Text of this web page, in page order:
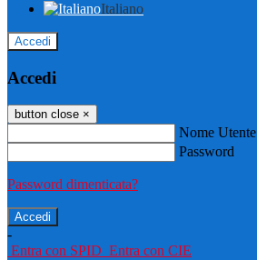
Italiano
Accedi
Accedi
button close ×
Nome Utente
Password
Password dimenticata?
-
Entra con SPID Entra con CIE